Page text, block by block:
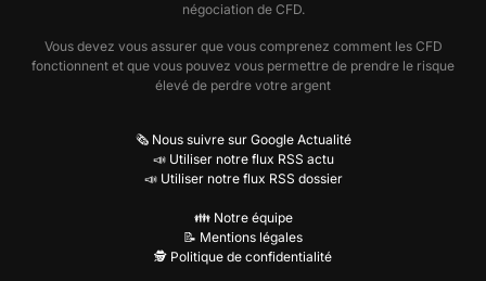
négociation de CFD.
Vous devez vous assurer que vous comprenez comment les CFD
fonctionnent et que vous pouvez vous permettre de prendre le risque
élevé de perdre votre argent
🗞️ Nous suivre sur Google Actualité
📣 Utiliser notre flux RSS actu
📣 Utiliser notre flux RSS dossier
👪 Notre équipe
📝 Mentions légales
🕵️ Politique de confidentialité